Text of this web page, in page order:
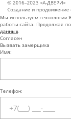
© 2016–2023 «А-ДВЕРИ»
Создание и
Мы используем технологии
работы сайта. Продолжая
данных.
Согласен
Вызвать замерщика
Имя:
Телефон: